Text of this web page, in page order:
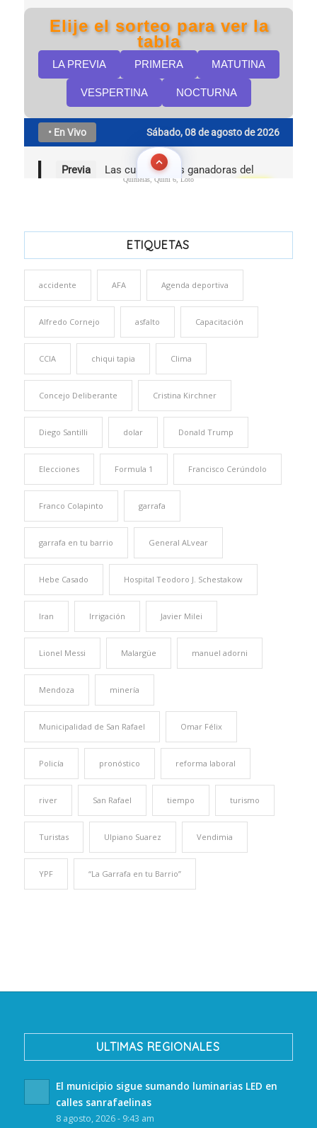
Quinielas, Quini 6, Loto
ETIQUETAS
accidente AFA Agenda deportiva
Alfredo Cornejo asfalto Capacitación
CCIA chiqui tapia Clima
Concejo Deliberante Cristina Kirchner
Diego Santilli dolar Donald Trump
Elecciones Formula 1 Francisco Cerúndolo
Franco Colapinto garrafa
garrafa en tu barrio General ALvear
Hebe Casado Hospital Teodoro J. Schestakow
Iran Irrigación Javier Milei
Lionel Messi Malargüe manuel adorni
Mendoza minería
Municipalidad de San Rafael Omar Félix
Policía pronóstico reforma laboral
river San Rafael tiempo turismo
Turistas Ulpiano Suarez Vendimia
YPF “La Garrafa en tu Barrio”
ULTIMAS REGIONALES
El municipio sigue sumando luminarias LED en
calles sanrafaelinas
8 agosto, 2026 - 9:43 am